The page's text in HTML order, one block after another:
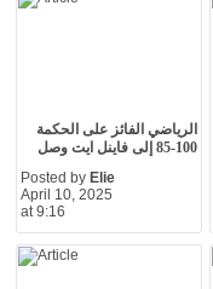
الرياضي الفائز على الحكمة
100-85 إلى فاينل ايت وصل
Posted by Elie
April 10, 2025
at 9:16